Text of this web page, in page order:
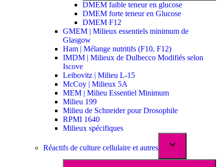
DMEM faible teneur en glucose
DMEM forte teneur en Glucose
DMEM F12
GMEM | Milieux essentiels minimum de
Glasgow
Ham | Mélange nutritifs (F10, F12)
IMDM | Milieux de Dulbecco Modifiés selon
Iscove
Leibovitz | Milieu L-15
McCoy | Milieux 5A
MEM | Milieu Essentiel Minimum
Milieu 199
Milieu de Schneider pour Drosophile
RPMI 1640
Milieux spécifiques
Réactifs de culture cellulaire et autres